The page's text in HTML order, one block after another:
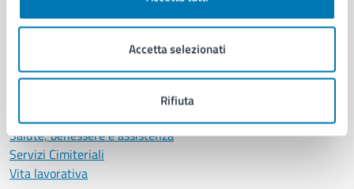
Accetta selezionati
Rifiuta
Autorizzazioni
Documenti e certificati
Educazione e formazione
Giustizia e sicurezza pubblica
Imprese e commercio
Salute, benessere e assistenza
Servizi Cimiteriali
Vita lavorativa